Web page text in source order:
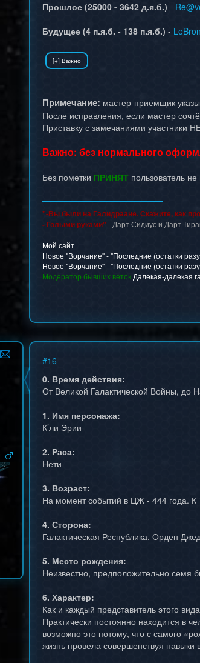
Прошлое (25000 - 3642 д.я.б.) -
Будущее (4 п.я.б. - 138 п.я.б.) - LeBron
Примечание: мастер-приёмщик
После исправления, если мастер
Приставку с замечаниями участники
Важно: без нормального
Без пометки ПРИНЯТ пользователь
"-Вы были на Галидраане. Скажите, как
- Голыми руками" - Дарт Сидиус и Дарт
Мой сайт
Новое "Ворчание" - "Последние (остатки
Новое "Ворчание" - "Последние (остатки
Модератор бывших веток Далекая-далекая
#16
0. Время действия:
От Великой Галактической Войны, до
1. Имя персонажа:
К’ли Эрии
2. Раса:
Нети
3. Возраст:
На момент событий в ЦЖ - 444 года. К
4. Сторона:
Галактическая Республика, Орден
5. Место рождения:
Неизвестно, предположительно семя
6. Характер:
Как и каждый представитель этого
Практически постоянно находится в
возможно это потому, что с самого
жизнь провела совершенствуя